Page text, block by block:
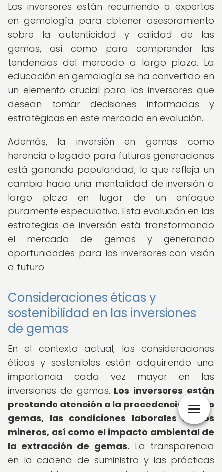
Los inversores están recurriendo a expertos
en gemología para obtener asesoramiento
sobre la autenticidad y calidad de las
gemas, así como para comprender las
tendencias del mercado a largo plazo. La
educación en gemología se ha convertido en
un elemento crucial para los inversores que
desean tomar decisiones informadas y
estratégicas en este mercado en evolución.
Además, la inversión en gemas como
herencia o legado para futuras generaciones
está ganando popularidad, lo que refleja un
cambio hacia una mentalidad de inversión a
largo plazo en lugar de un enfoque
puramente especulativo. Esta evolución en las
estrategias de inversión está transformando
el mercado de gemas y generando
oportunidades para los inversores con visión
a futuro.
Consideraciones éticas y
sostenibilidad en las inversiones
de gemas
En el contexto actual, las consideraciones
éticas y sostenibles están adquiriendo una
importancia cada vez mayor en las
inversiones de gemas. Los inversores están
prestando atención a la procedencia de las
gemas, las condiciones laborales de los
mineros, así como el impacto ambiental de
la extracción de gemas. La transparencia
en la cadena de suministro y las prácticas